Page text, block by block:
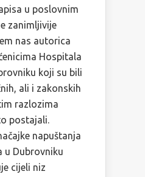
u poslovnim
zanimljivije
nas autorica
Hospitala
koji su bili
ali i zakonskih
razlozima
postajali.
napuštanja
u Dubrovniku
cijeli niz